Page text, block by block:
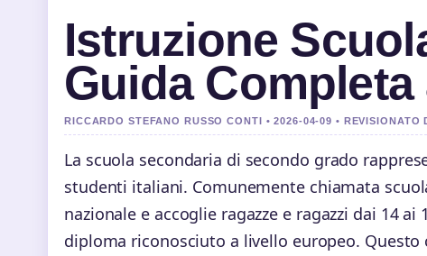
Istruzione
Guida
RICCARDO STEFANO RUSSO CONTI • 2026-04-09 • REVISIONATO
La scuola secondaria di secondo grado
studenti italiani. Comunemente chiamata
nazionale e accoglie ragazze e ragazzi dai 14
diploma riconosciuto a livello europeo.